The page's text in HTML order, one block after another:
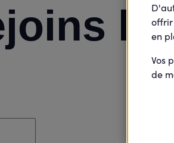
leoffrir
en
Vos
de